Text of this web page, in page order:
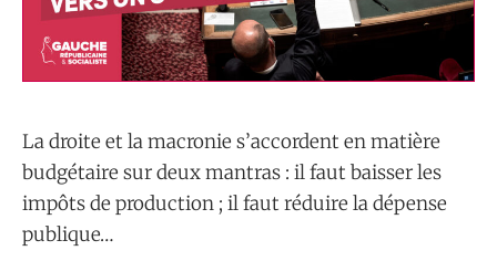
La droite et la macronie s’accordent en matière
budgétaire sur deux mantras : il faut baisser les
impôts de production ; il faut réduire la dépense
publique…